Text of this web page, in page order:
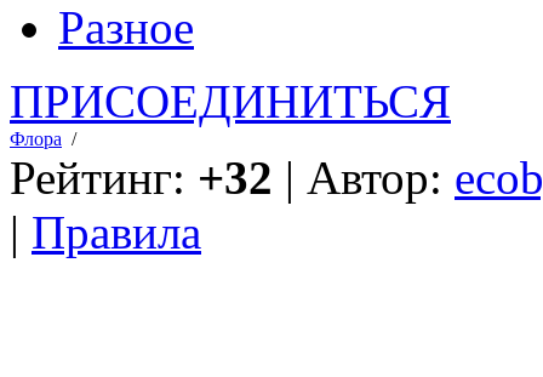
Разное
ПРИСОЕДИНИТЬСЯ
Флора /
Рейтинг: +32 | Автор:
| Правила